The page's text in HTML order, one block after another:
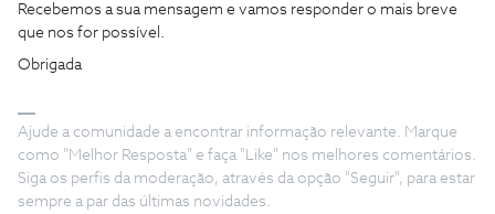
Recebemos a sua mensagem e vamos responder o mais breve
que nos for possível.
Obrigada
Ajude a comunidade a encontrar informação relevante. Marque
como "Melhor Resposta" e faça "Like" nos melhores comentários.
Siga os perfis da moderação, através da opção "Seguir", para estar
sempre a par das últimas novidades.